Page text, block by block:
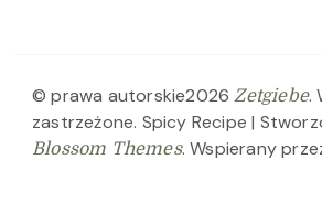
© prawa autorskie2026Zetgiebe.
zastrzeżone. Spicy Recipe |
Blossom Themes. Wspierany